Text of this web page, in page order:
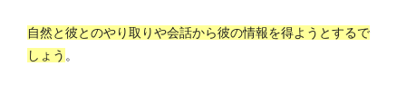
自然と彼とのやり取りや会話から彼の情報を得ようとするで
しょう 。